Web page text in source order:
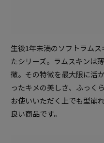
生後1年未満のソフトラム
たシリーズ。ラムスキンは
徴。その特徴を最大限に活
ったキメの美しさ、ふっく
お使いいただく上でも型崩
良い商品です。